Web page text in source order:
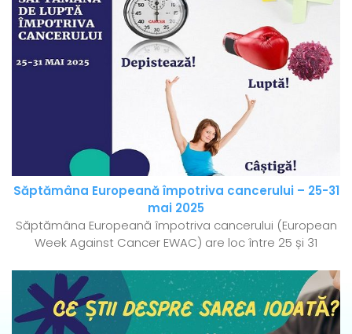
Săptămâna Europeană împotriva cancerului – 25-31
mai 2025
Săptămâna Europeană împotriva cancerului (European
Week Against Cancer EWAC) are loc între 25 și 31